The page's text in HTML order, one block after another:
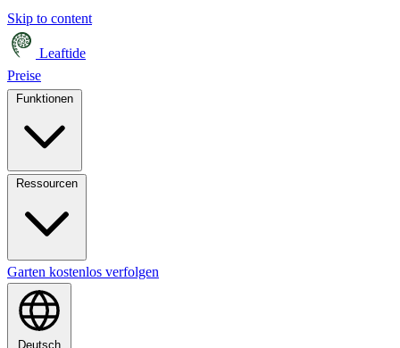
Skip to content
Leaftide
Preise
Garten kostenlos verfolgen
Deutsch